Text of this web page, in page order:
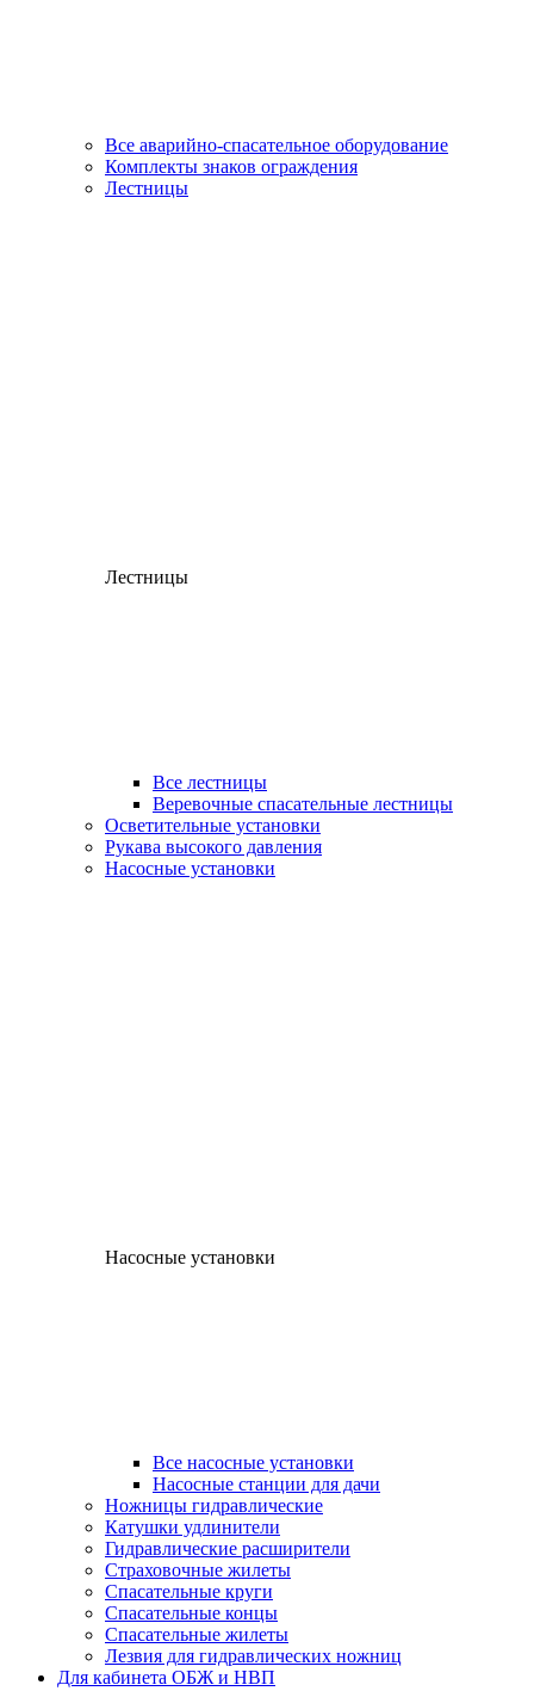
Все аварийно-спасательное оборудование
Комплекты знаков ограждения
Лестницы
Лестницы
Все лестницы
Веревочные спасательные лестницы
Осветительные установки
Рукава высокого давления
Насосные установки
Насосные установки
Все насосные установки
Насосные станции для дачи
Ножницы гидравлические
Катушки удлинители
Гидравлические расширители
Страховочные жилеты
Спасательные круги
Спасательные концы
Спасательные жилеты
Лезвия для гидравлических ножниц
Для кабинета ОБЖ и НВП